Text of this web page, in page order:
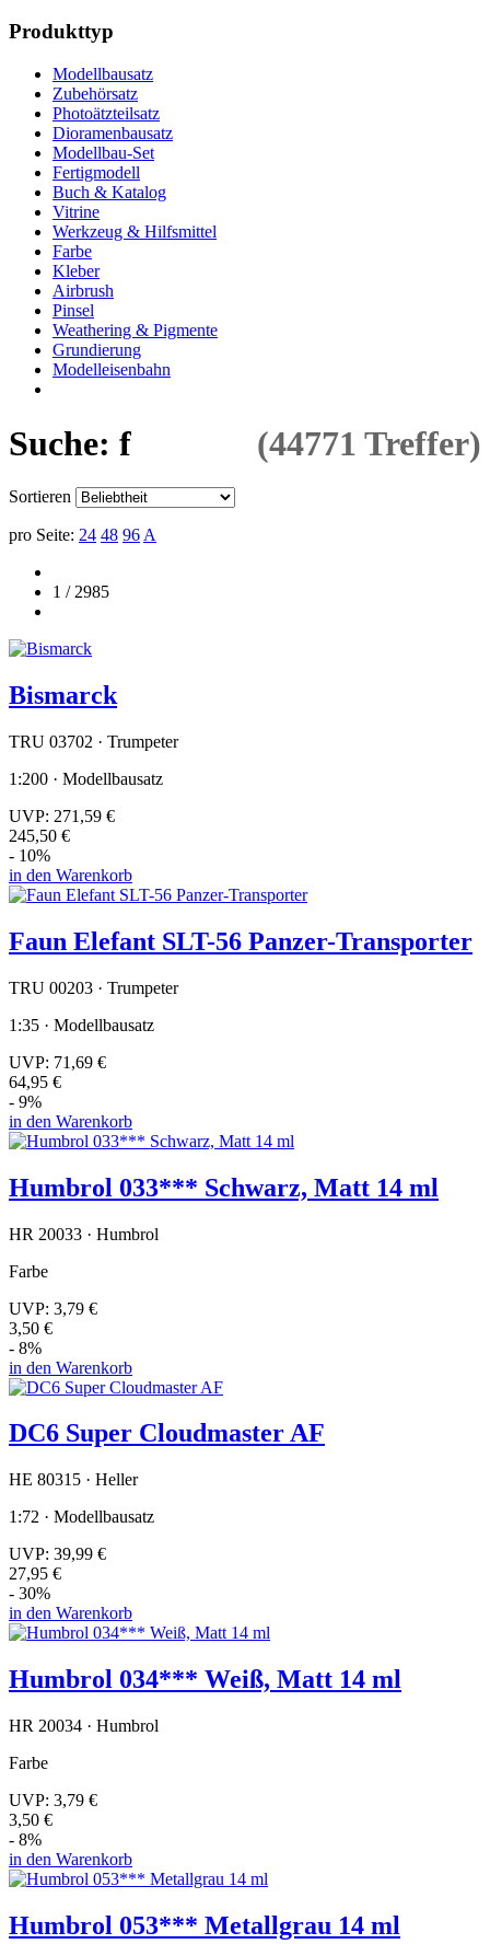
Produkttyp
Modellbausatz
Zubehörsatz
Photoätzteilsatz
Dioramenbausatz
Modellbau-Set
Fertigmodell
Buch & Katalog
Vitrine
Werkzeug & Hilfsmittel
Farbe
Kleber
Airbrush
Pinsel
Weathering & Pigmente
Grundierung
Modelleisenbahn
Suche: f (44771 Treffer)
Sortieren
pro Seite: 24 48 96 A
1 / 2985
Bismarck
TRU 03702 · Trumpeter
1:200 · Modellbausatz
UVP: 271,59 €
245,50 €
- 10%
in den Warenkorb
Faun Elefant SLT-56 Panzer-Transporter
TRU 00203 · Trumpeter
1:35 · Modellbausatz
UVP: 71,69 €
64,95 €
- 9%
in den Warenkorb
Humbrol 033*** Schwarz, Matt 14 ml
HR 20033 · Humbrol
Farbe
UVP: 3,79 €
3,50 €
- 8%
in den Warenkorb
DC6 Super Cloudmaster AF
HE 80315 · Heller
1:72 · Modellbausatz
UVP: 39,99 €
27,95 €
- 30%
in den Warenkorb
Humbrol 034*** Weiß, Matt 14 ml
HR 20034 · Humbrol
Farbe
UVP: 3,79 €
3,50 €
- 8%
in den Warenkorb
Humbrol 053*** Metallgrau 14 ml